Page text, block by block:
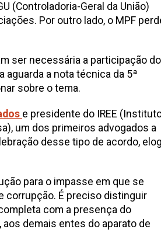
(Controladoria-Geral da União)
Por outro lado, o MPF
ser necessária a participação do
aguarda a nota técnica da 5ª
sobre o tema.
e presidente do IREE
um dos primeiros advogados a
desse tipo de acordo,
para o impasse em que se
corrupção. É preciso distinguir
com a presença do
demais entes do aparato de